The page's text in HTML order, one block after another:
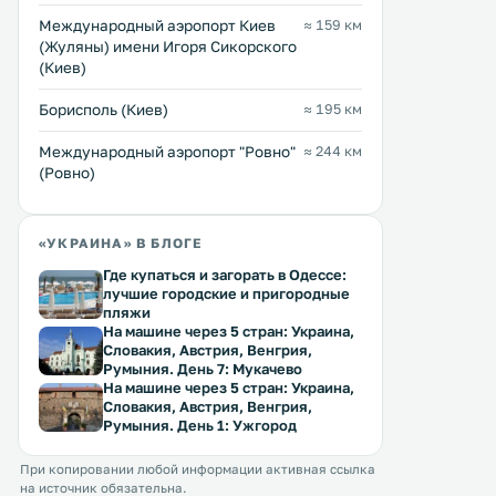
Международный аэропорт Киев
(Жуляны) имени Игоря Сикорского
(Киев)
≈ 159 км
Борисполь (Киев) ≈ 195 км
Междунарoдный аэропорт "Ровно"
(Ровно)
≈ 244 км
«УКРАИНА» В БЛОГЕ
Где купаться и загорать в Одессе:
лучшие городские и пригородные
пляжи
На машине через 5 стран: Украина,
Словакия, Австрия, Венгрия,
Румыния. День 7: Мукачево
На машине через 5 стран: Украина,
Словакия, Австрия, Венгрия,
Румыния. День 1: Ужгород
При копировании любой информации активная ссылка
на источник обязательна.